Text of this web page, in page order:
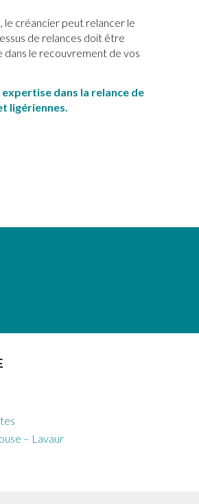
le créancier peut relancer le
de relances doit être
dans le recouvrement de vos
dans la relance de
ligériennes.
– Lavaur